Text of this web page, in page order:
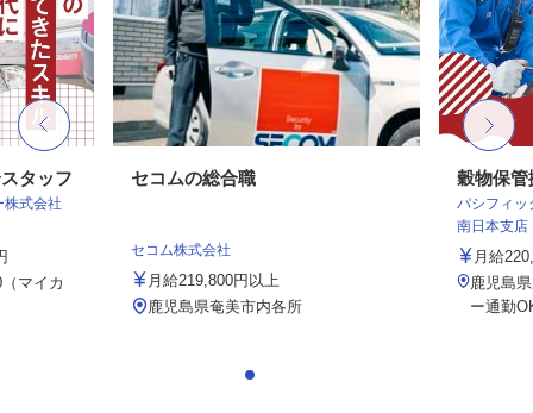
タッフ
株式会社
マイカ
セコムの総合職
セコム株式会社
月給219,800円以上
鹿児島県奄美市内各所
穀物保管
パシフィ
南日本支店
月給
鹿児島
ー通勤